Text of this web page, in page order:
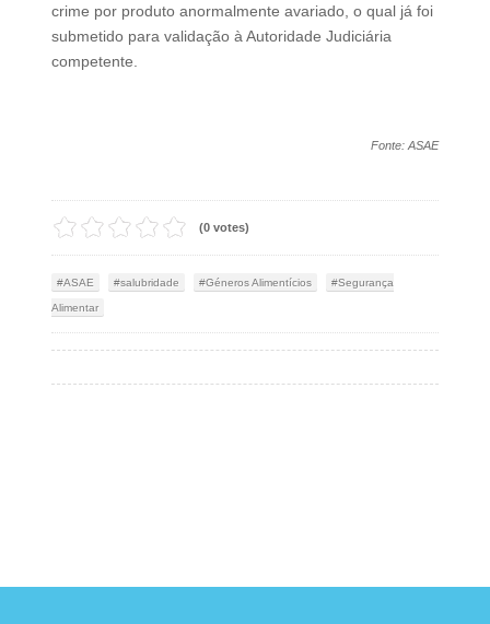
crime por produto anormalmente avariado, o qual já foi
submetido para validação à Autoridade Judiciária
competente.
Fonte: ASAE
(0 votes)
ASAE salubridade Géneros Alimentícios Segurança
Alimentar